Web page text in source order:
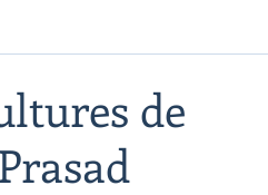
Essai Personnalités
de